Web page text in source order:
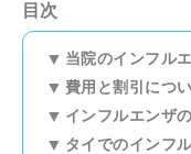
目次
当院のインフル
費用と割引につ
インフルエンザ
タイでのインフ